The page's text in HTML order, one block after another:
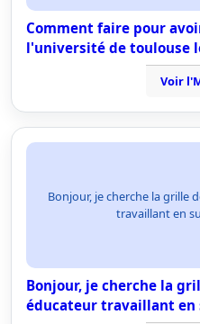
Comment faire pour
l'université de toulouse
Voir
Bonjour, je cherche la grille
travaillant en
Bonjour, je cherche la
éducateur travaillant en